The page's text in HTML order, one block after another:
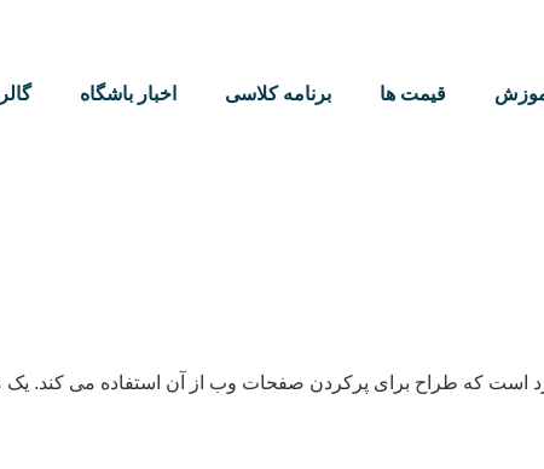
قیمت ها برنامه کلاسی اخبار باشگاه
است که طراح برای پرکردن صفحات وب از آن استفاده می کند. یک